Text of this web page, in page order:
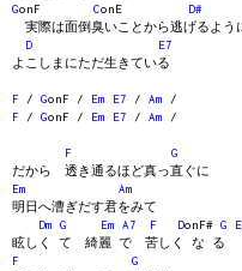
GonF ConE D#
実際は面倒臭いことから逃げるよう
D
E7
よこしまにただ生きている
F / GonF / Em E7 / Am /
F / GonF / Em E7 / Am /
F
G
だから 透き通るほど真っ直ぐに
Em
Am
明日へ漕ぎだす君をみて
Dm
G Em A7 F DonF# G
眩しく て 綺麗 で 苦しく な る
F
G